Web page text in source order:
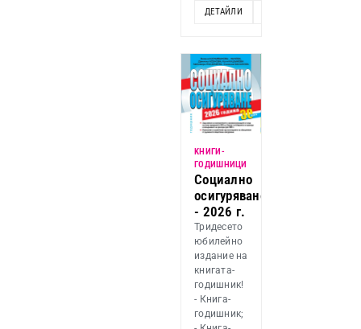
ДЕТАЙЛИ
KНИГИ-
ГОДИШНИЦИ
Социално
осигуряване
- 2026 г.
Тридесето
юбилейно
издание на
книгата-
годишник!
- Книга-
годишник;